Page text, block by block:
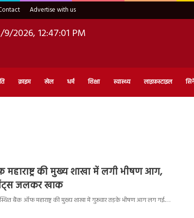
Advertise with us
9/2026, 12:47:02 PM
क्राइम खेल धर्म शिक्षा स्वास्थ्य लाइफ़स्टाइल
की मुख्य शाखा में लगी भीषण आग,
जलकर खाक
बैंक ऑफ महाराष्ट्र की मुख्य शाखा में गुरूवार तड़के भीषण आग लग गई.…